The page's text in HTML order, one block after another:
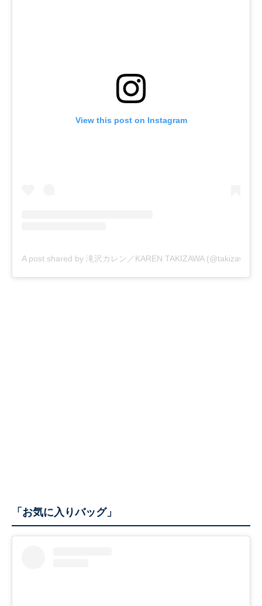
View this post on Instagram
A post shared by 滝沢カレン／KAREN TAKIZAWA
「お気に入りバッグ」